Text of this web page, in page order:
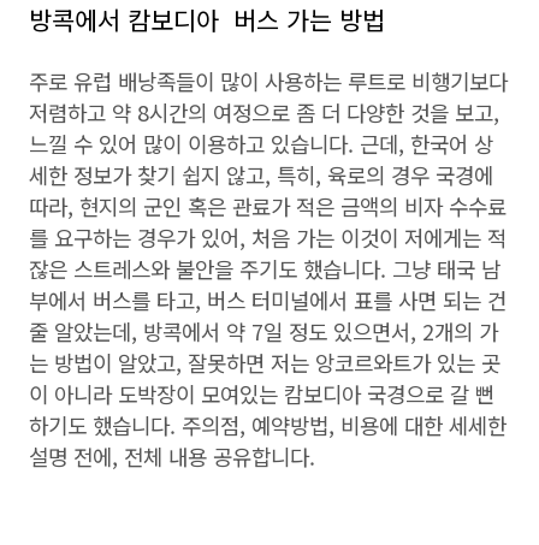
방콕에서 캄보디아 버스 가는 방법
주로 유럽 배낭족들이 많이 사용하는 루트로 비행기보다
저렴하고 약 8시간의 여정으로 좀 더 다양한 것을 보고,
느낄 수 있어 많이 이용하고 있습니다. 근데, 한국어 상
세한 정보가 찾기 쉽지 않고, 특히, 육로의 경우 국경에
따라, 현지의 군인 혹은 관료가 적은 금액의 비자 수수료
를 요구하는 경우가 있어, 처음 가는 이것이 저에게는 적
잖은 스트레스와 불안을 주기도 했습니다. 그냥 태국 남
부에서 버스를 타고, 버스 터미널에서 표를 사면 되는 건
줄 알았는데, 방콕에서 약 7일 정도 있으면서, 2개의 가
는 방법이 알았고, 잘못하면 저는 앙코르와트가 있는 곳
이 아니라 도박장이 모여있는 캄보디아 국경으로 갈 뻔
하기도 했습니다. 주의점, 예약방법, 비용에 대한 세세한
설명 전에, 전체 내용 공유합니다.